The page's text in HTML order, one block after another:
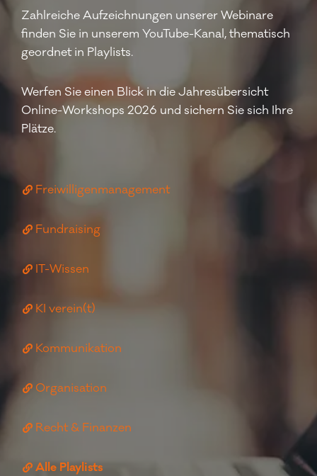
Zahlreiche Aufzeichnungen unserer Webinare
finden Sie in unserem YouTube-Kanal, thematisch
geordnet in Playlists.
Werfen Sie einen Blick in die Jahresübersicht
Online-Workshops 2026 und sichern Sie sich Ihre
Plätze.
Freiwilligenmanagement
Fundraising
IT-Wissen
KI verein(t)
Kommunikation
Organisation
Recht & Finanzen
Alle Playlists